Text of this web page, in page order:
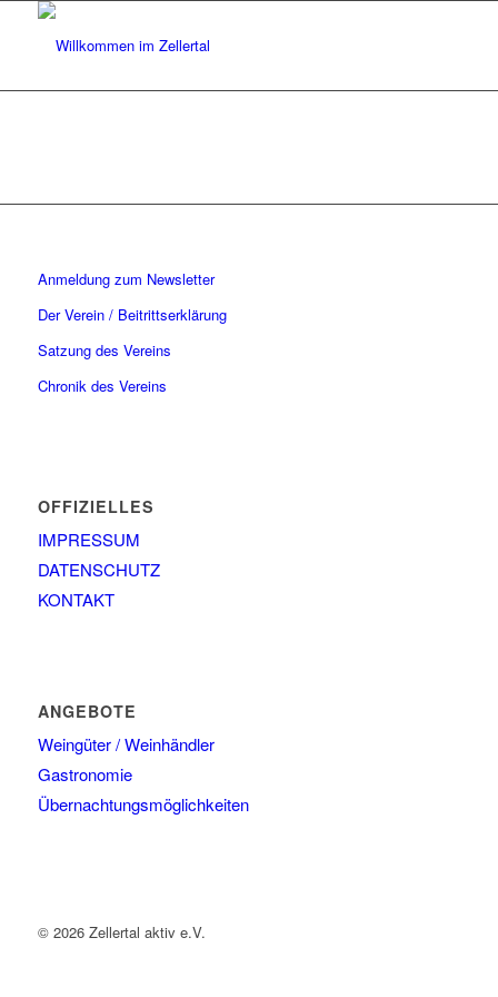
Anmeldung zum Newsletter
Der Verein / Beitrittserklärung
Satzung des Vereins
Chronik des Vereins
OFFIZIELLES
IMPRESSUM
DATENSCHUTZ
KONTAKT
ANGEBOTE
Weingüter / Weinhändler
Gastronomie
Übernachtungsmöglichkeiten
© 2026 Zellertal aktiv e.V.